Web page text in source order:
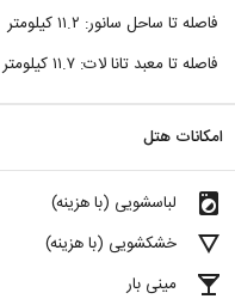
فاصله تا ساحل سانور: ۱۱.۲ کیلومتر
فاصله تا معبد تانا لات: ۱۱.۷ کیلومتر
امکانات هتل
local_laundry_service لباسشویی (با هزینه)
details خشکشویی (با هزینه)
local_bar مینی بار